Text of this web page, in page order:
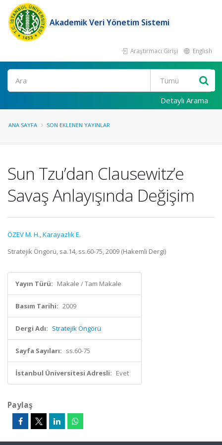
Akademik Veri Yönetim Sistemi
Araştırmacı Girişi English
Ara
Detaylı Arama
ANA SAYFA SON EKLENEN YAYINLAR
Sun Tzu’dan Clausewitz’e
Savaş Anlayışında Değişim
ÖZEV M. H.,Karayazlık E.
Stratejik Öngörü, sa.14, ss.60-75, 2009 (Hakemli Dergi)
Yayın Türü: Makale / Tam Makale
Basım Tarihi: 2009
Dergi Adı: Stratejik Öngörü
Sayfa Sayıları: ss.60-75
İstanbul Üniversitesi Adresli: Evet
Paylaş